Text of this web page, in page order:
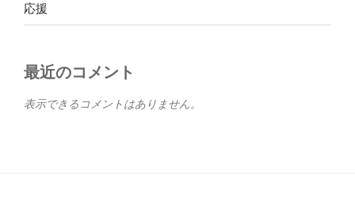
応援
最近のコメント
表示できるコメントはありません。